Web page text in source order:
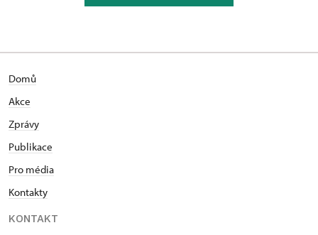
Domů
Akce
Zprávy
Publikace
Pro média
Kontakty
KONTAKT